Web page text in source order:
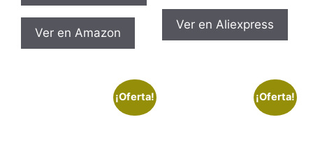
€3,08.€2,58.
Ver en Amazon
original
era:
€14,20.
actual
es:
€13,70.
Ver en Aliexpress
¡Oferta! ¡Oferta!